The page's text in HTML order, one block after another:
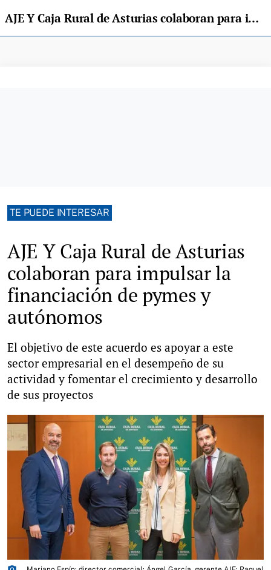
AJE Y Caja Rural de Asturias colaboran para impulsar la financiación de pymes y autónomos
TE PUEDE INTERESAR
AJE Y Caja Rural de Asturias
colaboran para impulsar la
financiación de pymes y
autónomos
El objetivo de este acuerdo es apoyar a este
sector empresarial en el desempeño de su
actividad y fomentar el crecimiento y desarrollo
de sus proyectos